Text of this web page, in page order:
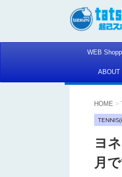
WEB
ABOUT
HOME >
ヨ
月